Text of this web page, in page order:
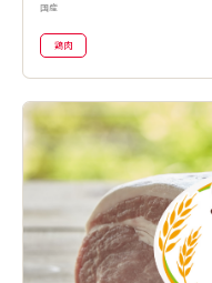
国産
鶏肉